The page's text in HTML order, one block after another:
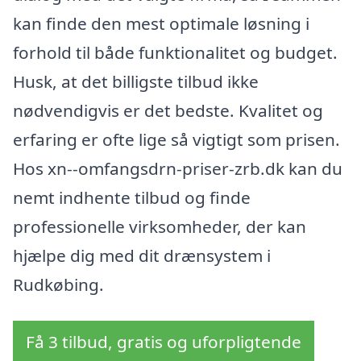
kan finde den mest optimale løsning i
forhold til både funktionalitet og budget.
Husk, at det billigste tilbud ikke
nødvendigvis er det bedste. Kvalitet og
erfaring er ofte lige så vigtigt som prisen.
Hos xn--omfangsdrn-priser-zrb.dk kan du
nemt indhente tilbud og finde
professionelle virksomheder, der kan
hjælpe dig med dit drænsystem i
Rudkøbing.
Få 3 tilbud, gratis og uforpligtende